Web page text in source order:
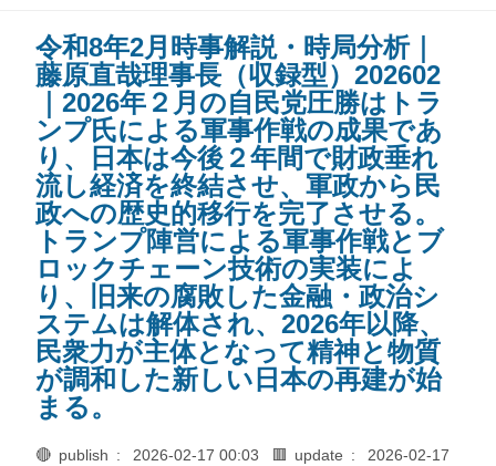
令和8年2月時事解説・時局分析｜
藤原直哉理事長（収録型）202602
｜2026年２月の自民党圧勝はトラ
ンプ氏による軍事作戦の成果であ
り、日本は今後２年間で財政垂れ
流し経済を終結させ、軍政から民
政への歴史的移行を完了させる。
トランプ陣営による軍事作戦とブ
ロックチェーン技術の実装によ
り、旧来の腐敗した金融・政治シ
ステムは解体され、2026年以降、
民衆力が主体となって精神と物質
が調和した新しい日本の再建が始
まる。
🔴 publish : 2026-02-17 00:03 🟥 update :
2026-02-17